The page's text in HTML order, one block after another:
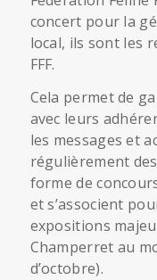
concert pour la
local, ils sont les
FFF.
Cela permet de
avec leurs
les messages et
régulièrement
forme de
et s’associent
expositions
Champerret au
d’octobre).